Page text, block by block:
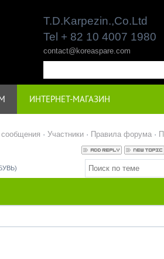
T.D.Karpezin.,Co.Ltd
Tel + 82 10 4007 1980
contact@koreaspare.com
ИНТЕРНЕТ-МАГАЗИН
· Участники · Правила форума ·